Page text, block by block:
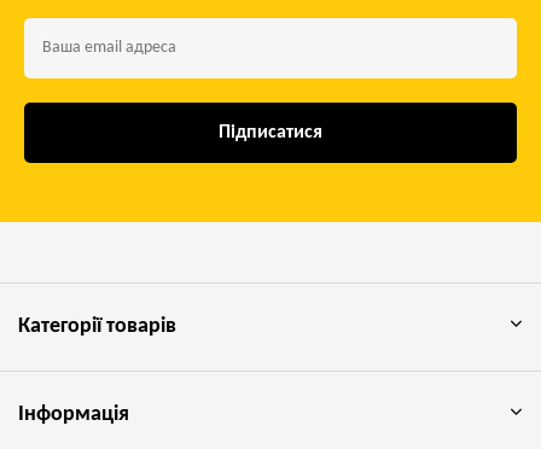
Підписатися
Категорії товарів
Інформація